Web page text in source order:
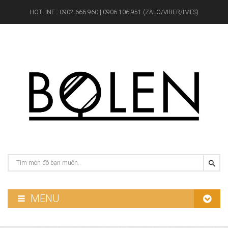
HOTLINE : 0902.666.960 | 0906.106.951 (ZALO/VIBER/IMES)
MENU